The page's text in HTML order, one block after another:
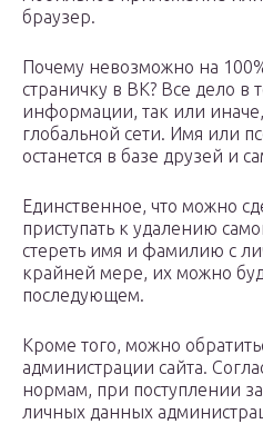
браузер.
Почему невозможно на
страничку в ВК? Все дело в
информации, так или иначе,
глобальной сети. Имя или
останется в базе друзей и
Единственное, что можно
приступать к удалению
стереть имя и фамилию с
крайней мере, их можно
последующем.
Кроме того, можно
администрации сайта.
нормам, при поступлении
личных данных